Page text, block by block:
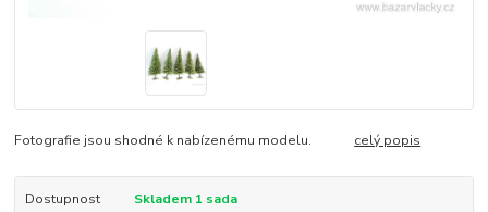
Fotografie jsou shodné k nabízenému modelu. celý popis
Dostupnost Skladem 1 sada